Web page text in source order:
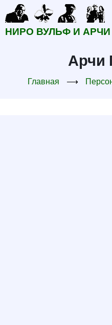
Перейти
основному
НИРО ВУЛЬФ И АРЧИ
Арчи
Главная ⟶